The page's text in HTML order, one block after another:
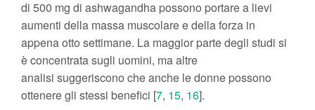
di 500 mg di ashwagandha possono portare a lievi
aumenti della massa muscolare e della forza in
appena otto settimane. La maggior parte degli studi si
è concentrata sugli uomini, ma altre
analisi suggeriscono che anche le donne possono
ottenere gli stessi benefici [7, 15, 16].